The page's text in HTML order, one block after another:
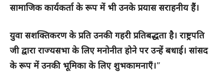
सामाजिक कार्यकर्ता के रूप में भी उनके प्रयास सराहनीय हैं।
युवा सशक्तिकरण के प्रति उनकी गहरी प्रतिबद्धता है। राष्ट्रपति
जी द्वारा राज्यसभा के लिए मनोनीत होने पर उन्हें बधाई। सांसद
के रूप में उनकी भूमिका के लिए शुभकामनाएँ।”